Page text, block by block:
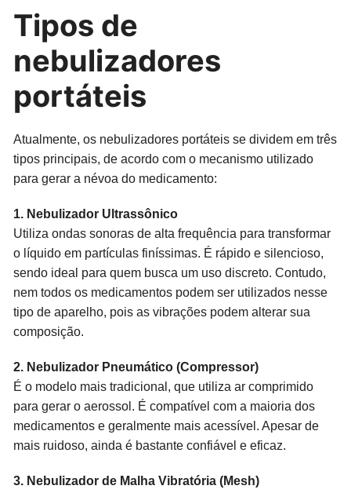
Tipos de
nebulizadores
portáteis
Atualmente, os nebulizadores portáteis se dividem em três
tipos principais, de acordo com o mecanismo utilizado
para gerar a névoa do medicamento:
1. Nebulizador Ultrassônico
Utiliza ondas sonoras de alta frequência para transformar
o líquido em partículas finíssimas. É rápido e silencioso,
sendo ideal para quem busca um uso discreto. Contudo,
nem todos os medicamentos podem ser utilizados nesse
tipo de aparelho, pois as vibrações podem alterar sua
composição.
2. Nebulizador Pneumático (Compressor)
É o modelo mais tradicional, que utiliza ar comprimido
para gerar o aerossol. É compatível com a maioria dos
medicamentos e geralmente mais acessível. Apesar de
mais ruidoso, ainda é bastante confiável e eficaz.
3. Nebulizador de Malha Vibratória (Mesh)